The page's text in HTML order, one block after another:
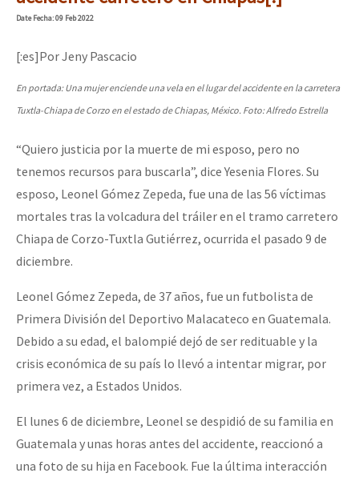
Mundo
AutonomÍa y Resistencia
Presos
Mujeres
Niñxs
MULTIMEDIA
Audio
Otras secciones
Semillero Guerra contra la Humanidad. (Las poblaciones y
Dia 2 do Encontro “Guerra contra a Humanidad”
[CDMX – 20 julio] Jornadas globales por la libertad de Jesús
“Sonhando a Terra do Bem Virá” se publica no Estado Espanhol
Se o México sabe, que o mundo saiba! Nossas lutas pela
DateFecha: 09 Feb 2022
[:es]Por Jeny Pascacio
En portada: Una mujer enciende una vela en el lugar del accidente en la carretera
Tuxtla-Chiapa de Corzo en el estado de Chiapas, México. Foto: Alfredo Estrella
“Quiero justicia por la muerte de mi esposo, pero no
tenemos recursos para buscarla”, dice Yesenia Flores. Su
esposo, Leonel Gómez Zepeda, fue una de las 56 víctimas
mortales tras la volcadura del tráiler en el tramo carretero
Chiapa de Corzo-Tuxtla Gutiérrez, ocurrida el pasado 9 de
diciembre.
Leonel Gómez Zepeda, de 37 años, fue un futbolista de
Primera División del Deportivo Malacateco en Guatemala.
Debido a su edad, el balompié dejó de ser redituable y la
crisis económica de su país lo llevó a intentar migrar, por
primera vez, a Estados Unidos.
El lunes 6 de diciembre, Leonel se despidió de su familia en
Guatemala y unas horas antes del accidente, reaccionó a
una foto de su hija en Facebook. Fue la última interacción